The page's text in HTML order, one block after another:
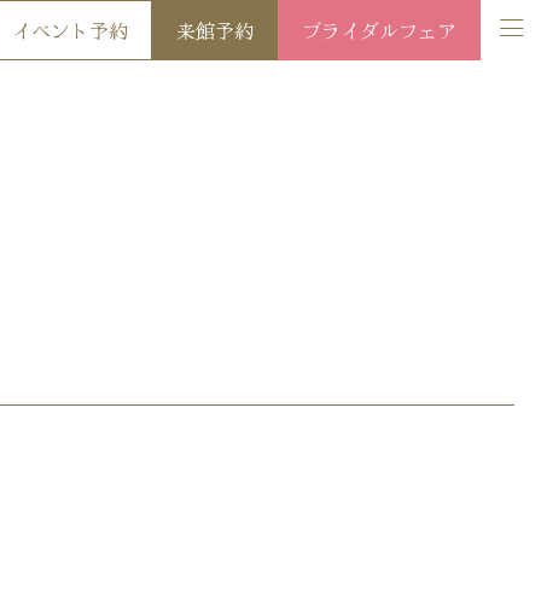
イベント予約 来館予約 ブライダルフェア